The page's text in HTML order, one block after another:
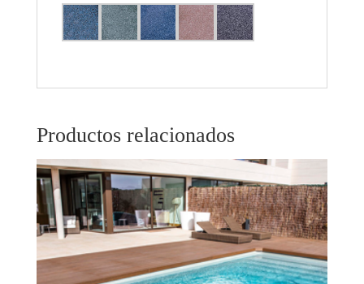
Productos relacionados